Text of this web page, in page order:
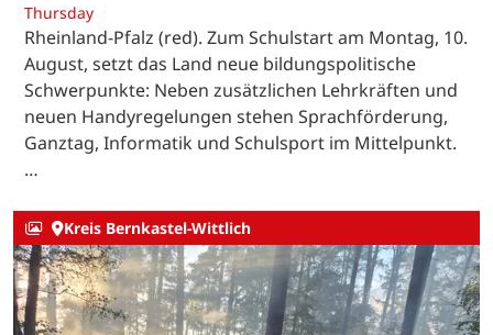
Thursday
Rheinland-Pfalz (red). Zum Schulstart am Montag, 10.
August, setzt das Land neue bildungspolitische
Schwerpunkte: Neben zusätzlichen Lehrkräften und
neuen Handyregelungen stehen Sprachförderung,
Ganztag, Informatik und Schulsport im Mittelpunkt.
…
Kreis Bernkastel-Wittlich